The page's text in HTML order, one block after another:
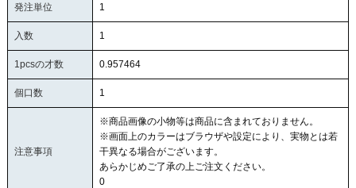
発注単位 1
入数 1
1pcsの才数 0.957464
個口数 1
注意事項
※商品画像の小物等は商品に含まれておりません。
※画面上のカラーはブラウザや設定により、実物とは若
干異なる場合がございます。
あらかじめご了承の上ご注文ください。
0